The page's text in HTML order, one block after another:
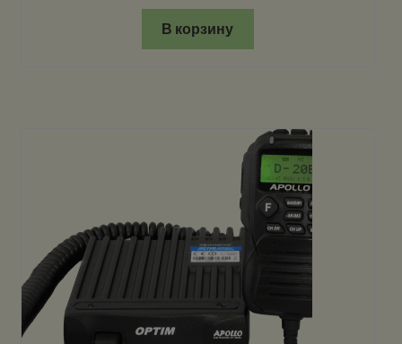
В корзину